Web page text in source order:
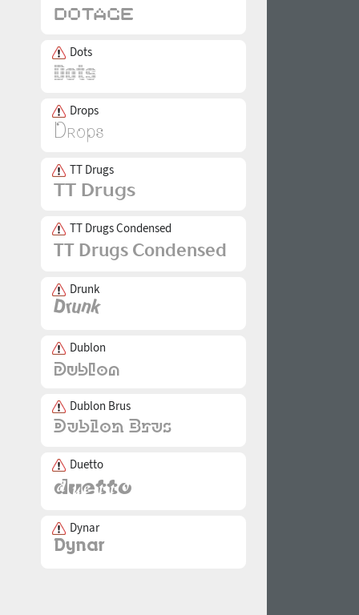
Dots
Drops
TT Drugs
TT Drugs Condensed
Drunk
Dublon
Dublon Brus
Duetto
Dynar